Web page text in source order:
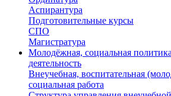
Аспирантура
Подготовительные курсы
СПО
Магистратура
Молодёжная, социальная
деятельность
Внеучебная, воспитательная
социальная работа